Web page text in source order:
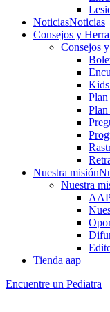
NoticiasNoticias
Consejos y
Consejos
Plan
Nuestra misión
Nuestra
Tienda aap
Encuentre un Pediatra